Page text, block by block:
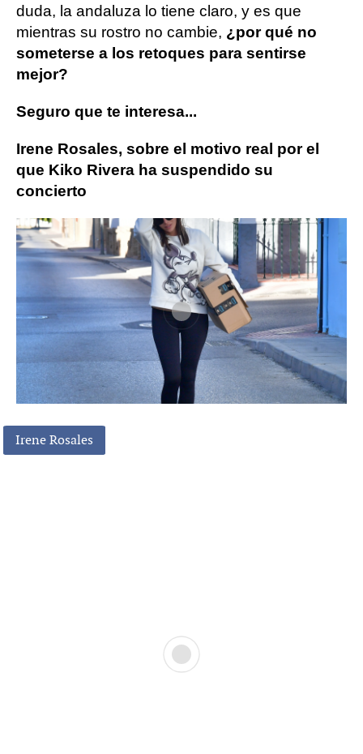
duda, la andaluza lo tiene claro, y es que
mientras su rostro no cambie, ¿por qué no
someterse a los retoques para sentirse
mejor?
Seguro que te interesa...
Irene Rosales, sobre el motivo real por el
que Kiko Rivera ha suspendido su
concierto
Irene Rosales